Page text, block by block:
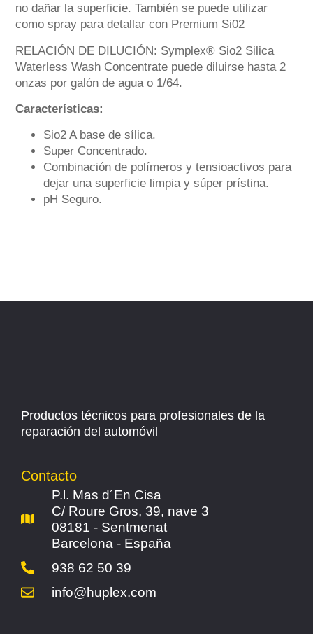
no dañar la superficie. También se puede utilizar
como spray para detallar con Premium Si02
RELACIÓN DE DILUCIÓN: Symplex® Sio2 Silica
Waterless Wash Concentrate puede diluirse hasta 2
onzas por galón de agua o 1/64.
Características:
Sio2 A base de sílica.
Super Concentrado.
Combinación de polímeros y tensioactivos para
dejar una superficie limpia y súper prístina.
pH Seguro.
Productos técnicos para profesionales de la
reparación del automóvil
Contacto
P.l. Mas d´En Cisa
C/ Roure Gros, 39, nave 3
08181 - Sentmenat
Barcelona - España
938 62 50 39
info@huplex.com